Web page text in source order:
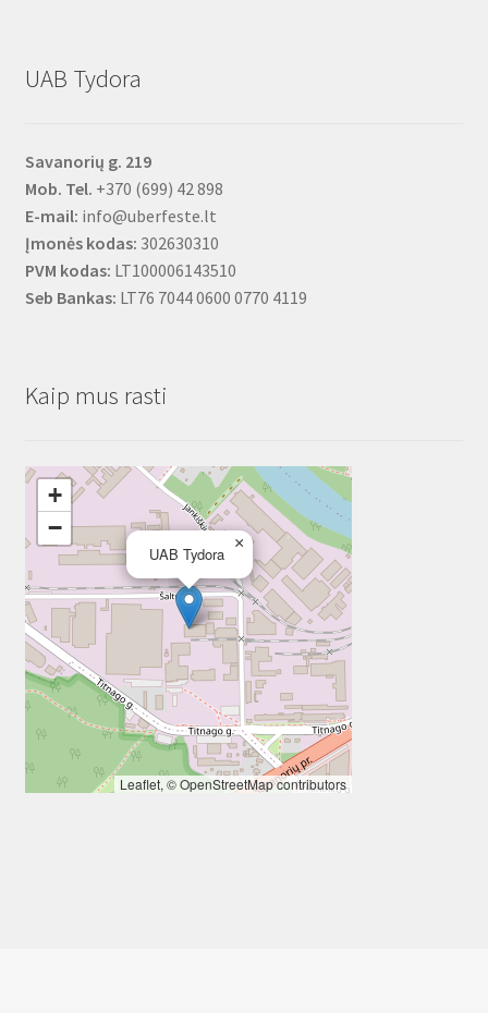
UAB Tydora
Savanorių g. 219
Mob. Tel. +370 (699) 42 898
E-mail: info@uberfeste.lt
Įmonės kodas: 302630310
PVM kodas: LT100006143510
Seb Bankas: LT76 7044 0600 0770 4119
Kaip mus rasti
UAB Tydora
×
+
−
Leaflet, ©OpenStreetMapcontributors